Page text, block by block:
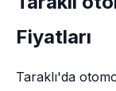
Fiyatları
Taraklı'da